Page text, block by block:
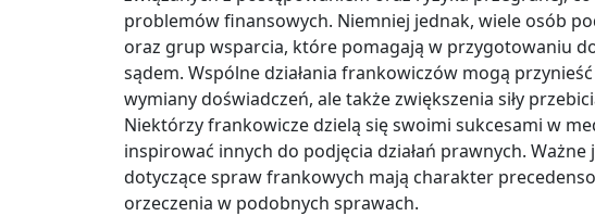
problemów finansowych. Niemniej jednak, wiele osób
oraz grup wsparcia, które pomagają w przygotowaniu
sądem. Wspólne działania frankowiczów mogą
wymiany doświadczeń, ale także zwiększenia siły
Niektórzy frankowicze dzielą się swoimi sukcesami w
inspirować innych do podjęcia działań prawnych.
dotyczące spraw frankowych mają charakter
orzeczenia w podobnych sprawach.